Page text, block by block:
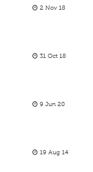
2 Nov 18
31 Oct 18
9 Jun 20
19 Aug 14